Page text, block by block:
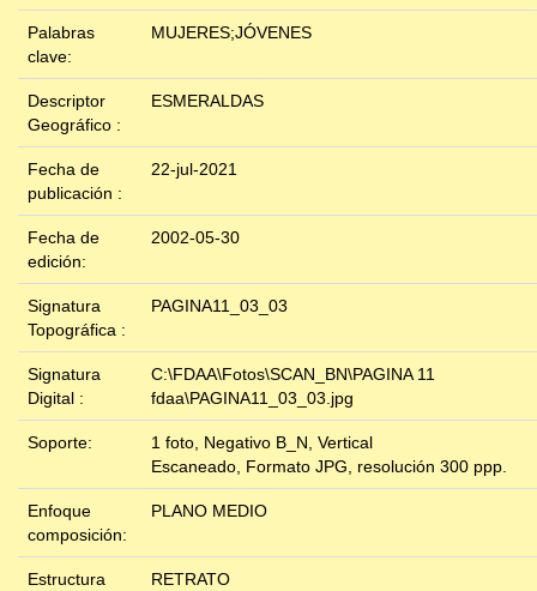
Palabras
clave:
MUJERES;JÓVENES
Descriptor
Geográfico :
ESMERALDAS
Fecha de
publicación :
22-jul-2021
Fecha de
edición:
2002-05-30
Signatura
Topográfica :
PAGINA11_03_03
Signatura
Digital :
C:\FDAA\Fotos\SCAN_BN\PAGINA 11
fdaa\PAGINA11_03_03.jpg
Soporte:
1 foto, Negativo B_N, Vertical
Escaneado, Formato JPG, resolución 300 ppp.
Enfoque
composición:
PLANO MEDIO
Estructura
RETRATO